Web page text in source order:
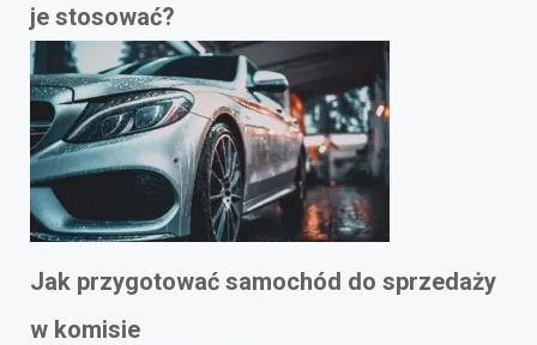
je stosować?
Jak przygotować samochód do sprzedaży
w komisie